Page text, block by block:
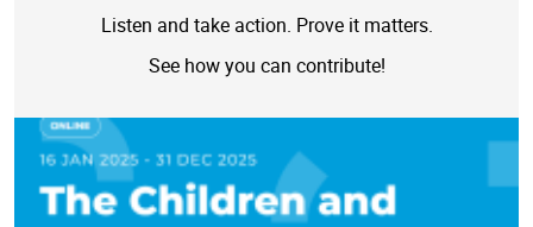
Listen and take action. Prove it matters.
See how you can contribute!